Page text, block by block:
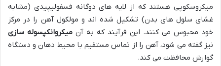
میکروسکوپی هستند که از لایه های دوگانه فسفولیپیدی (مشابه
غشای سلول های بدن) تشکیل شده اند و مولکول آهن را در مرکز
خود محبوس می کنند. این فرآیند که به آن میکروانکپسوله سازی
نیز گفته می شود، آهن را از تماس مستقیم با محیط دهان و دستگاه
گوارش محافظت می کند.